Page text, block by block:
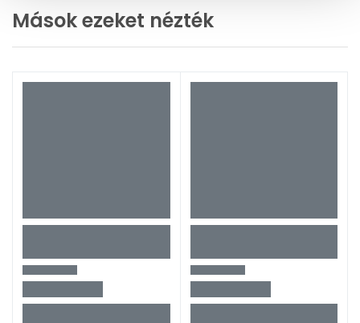
Mások ezeket nézték